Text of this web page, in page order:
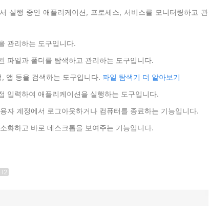
실행 중인 애플리케이션, 프로세스, 서비스를 모니터링하고 관
관리하는 도구입니다.
파일과 폴더를 탐색하고 관리하는 도구입니다.
앱 등을 검색하는 도구입니다. 파일 탐색기 더 알아보기
입력하여 애플리케이션을 실행하는 도구입니다.
자 계정에서 로그아웃하거나 컴퓨터를 종료하는 기능입니다.
화하고 바로 데스크톱을 보여주는 기능입니다.